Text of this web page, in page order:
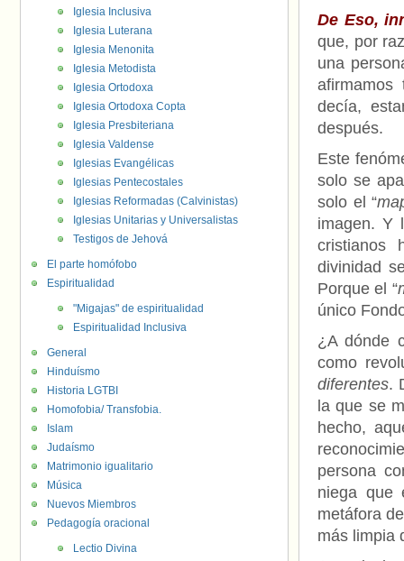
De Eso,
que, por
una
decía,
después.
Este
solo se
solo el “
imagen. Y
cristianos
divinidad
Porque el “
único
¿A dónde
como
diferentes.
la que se
hecho,
persona
niega que
metáfora
más limpia
Iglesia Inclusiva
Iglesia Luterana
Iglesia Menonita
Iglesia Metodista
Iglesia Ortodoxa
Iglesia Ortodoxa Copta
Iglesia Presbiteriana
Iglesia Valdense
Iglesias Evangélicas
Iglesias Pentecostales
Iglesias Reformadas (Calvinistas)
Iglesias Unitarias y Universalistas
Testigos de Jehová
El parte homófobo
Espiritualidad
"Migajas" de espiritualidad
Espiritualidad Inclusiva
General
Hinduísmo
Historia LGTBI
Homofobia/ Transfobia.
Islam
Judaísmo
Matrimonio igualitario
Música
Nuevos Miembros
Pedagogía oracional
Lectio Divina